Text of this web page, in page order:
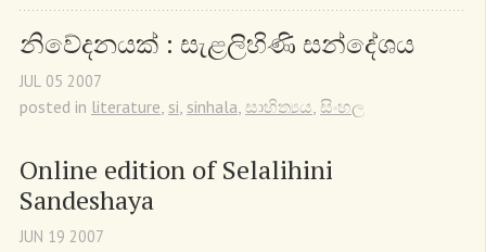
නිවේදනයක් : සැළලිහිණි සන්දේශය
JUL 05 2007
posted in literature si sinhala සාහිත්‍යය සිංහල
Online edition of Selalihini
Sandeshaya
JUN 19 2007